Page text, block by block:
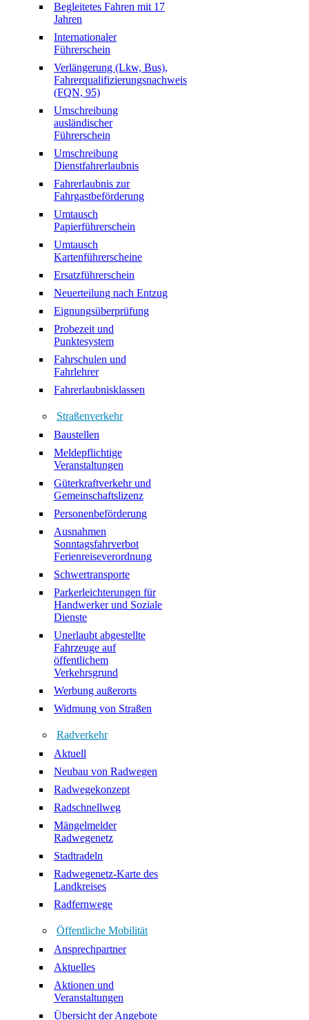
Begleitetes Fahren mit 17
Jahren
Internationaler
Führerschein
Verlängerung (Lkw, Bus),
Fahrerqualifizierungsnachweis
(FQN, 95)
Umschreibung
ausländischer
Führerschein
Umschreibung
Dienstfahrerlaubnis
Fahrerlaubnis zur
Fahrgastbeförderung
Umtausch
Papierführerschein
Umtausch
Kartenführerscheine
Ersatzführerschein
Neuerteilung nach Entzug
Eignungsüberprüfung
Probezeit und
Punktesystem
Fahrschulen und
Fahrlehrer
Fahrerlaubnisklassen
Straßenverkehr
Baustellen
Meldepflichtige
Veranstaltungen
Güterkraftverkehr und
Gemeinschaftslizenz
Personenbeförderung
Ausnahmen
Sonntagsfahrverbot
Ferienreiseverordnung
Schwertransporte
Parkerleichterungen für
Handwerker und Soziale
Dienste
Unerlaubt abgestellte
Fahrzeuge auf
öffentlichem
Verkehrsgrund
Werbung außerorts
Widmung von Straßen
Radverkehr
Aktuell
Neubau von Radwegen
Radwegekonzept
Radschnellweg
Mängelmelder
Radwegenetz
Stadtradeln
Radwegenetz-Karte des
Landkreises
Radfernwege
Öffentliche Mobilität
Ansprechpartner
Aktuelles
Aktionen und
Veranstaltungen
Übersicht der Angebote